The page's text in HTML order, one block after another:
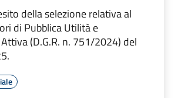
della selezione relativa al
di Pubblica Utilità e
(D.G.R. n. 751/2024) del